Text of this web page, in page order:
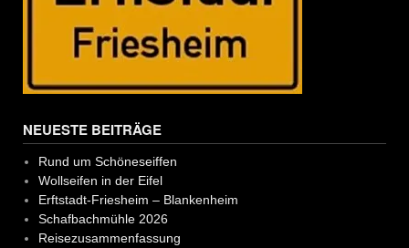
NEUESTE BEITRÄGE
Rund um Schöneseiffen
Wollseifen in der Eifel
Erftstadt-Friesheim – Blankenheim
Schafbachmühle 2026
Reisezusammenfassung